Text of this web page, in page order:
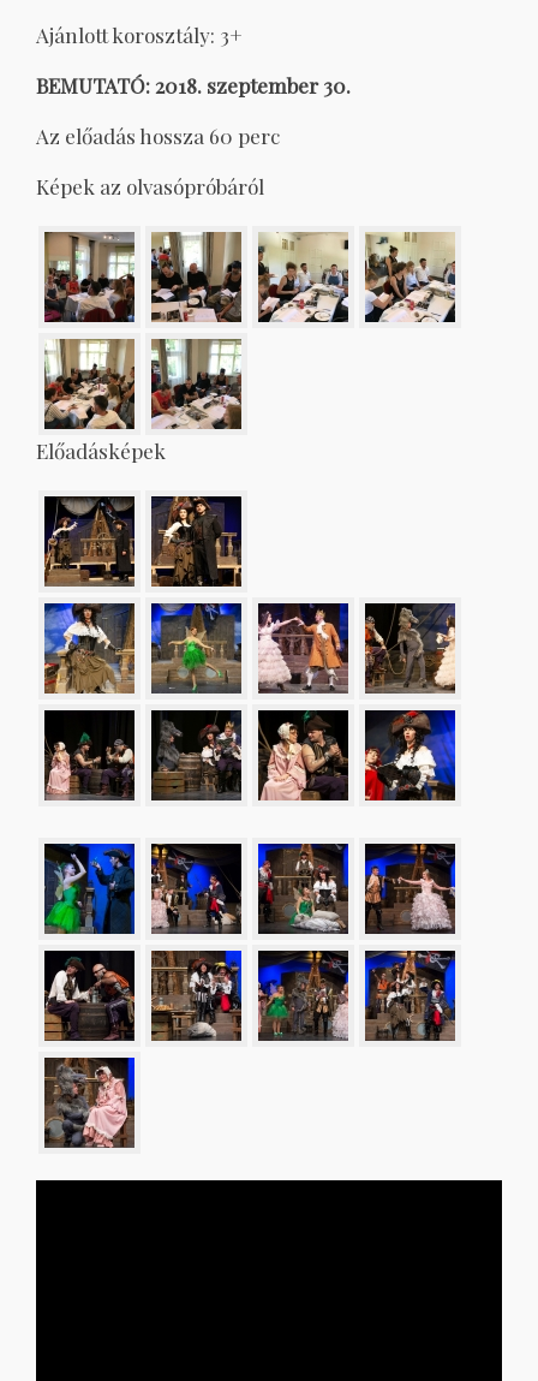
Ajánlott korosztály: 3+
BEMUTATÓ: 2018. szeptember 30.
Az előadás hossza 60 perc
Képek az olvasópróbáról
Előadásképek